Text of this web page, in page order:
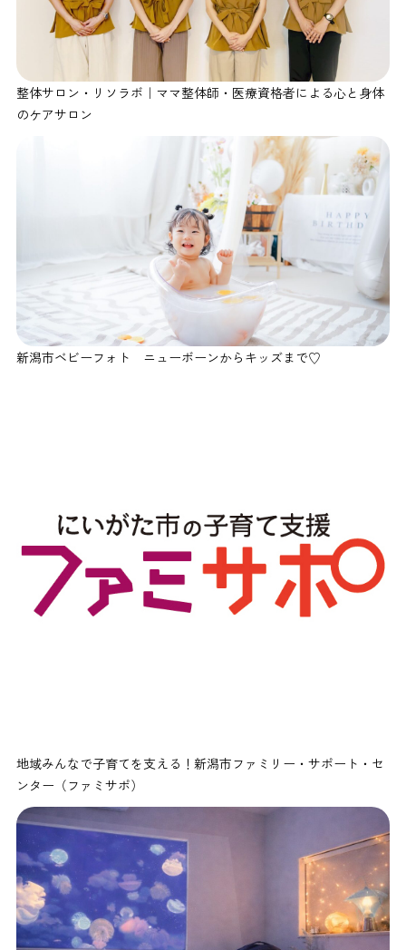
整体サロン・リソラボ｜ママ整体師・医療資格者による心と身体
のケアサロン
新潟市ベビーフォト ニューボーンからキッズまで♡
地域みんなで子育てを支える！新潟市ファミリー・サポート・セ
ンター（ファミサポ）